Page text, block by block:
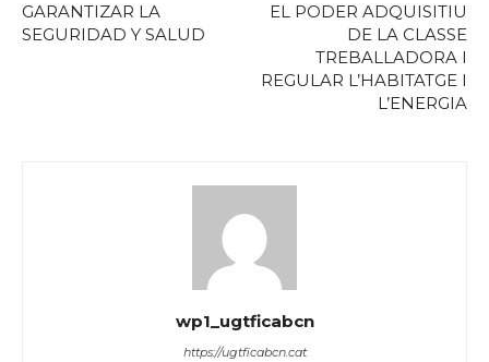
GARANTIZAR LA
SEGURIDAD Y SALUD
EL PODER ADQUISITIU
DE LA CLASSE
TREBALLADORA I
REGULAR L’HABITATGE I
L’ENERGIA
wp1_ugtficabcn
https://ugtficabcn.cat